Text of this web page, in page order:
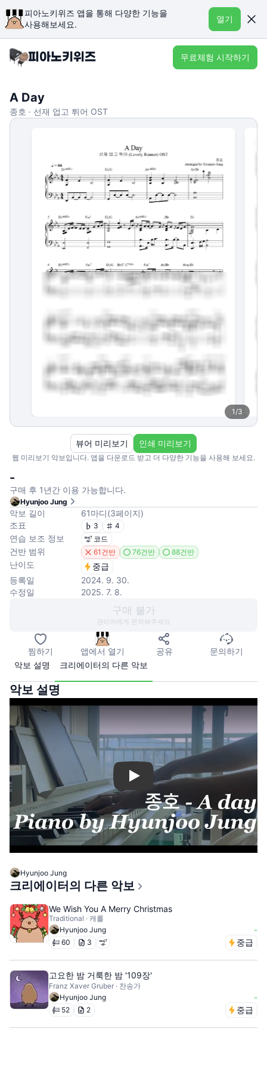
피아노키위즈 앱을 통해 다양한 기능을
사용해보세요.
열기
무료체험 시작하기
A Day
종호 · 선재 업고 튀어 OST
1/3
웹 미리보기 악보입니다. 앱을 다운로드 받고 더 다양한 기능을 사용해 보세요.
뷰어 미리보기 인쇄 미리보기
-
구매 후 1년간 이용 가능합니다.
Hyunjoo Jung
악보 길이 61마디(3페이지)
조표
3 4
연습 보조 정보 코드
건반 범위 61건반 76건반 88건반
난이도
중급
등록일
2024. 9. 30.
수정일
2025. 7. 8.
구매 불가
관리자에게 문의해주세요
찜하기 앱에서 열기 공유
문의하기
악보 설명
크리에이터의 다른 악보
악보 설명
Play
Hyunjoo Jung
크리에이터의 다른 악보
We Wish You A Merry Christmas
Traditional · 캐롤
Hyunjoo Jung
-
60 3 중급
고요한 밤 거룩한 밤 '109장'
Franz Xaver Gruber · 찬송가
Hyunjoo Jung
-
52 2 중급